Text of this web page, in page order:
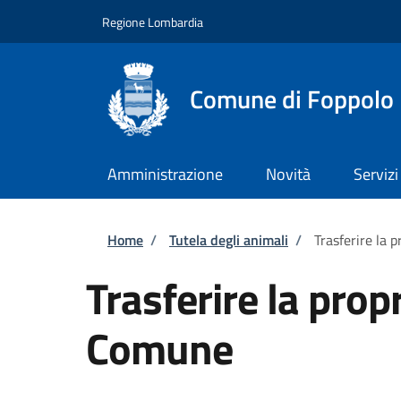
Regione Lombardia
Comune di Foppolo
Amministrazione Novità Servizi
Briciole di pane
Home / Tutela degli animali / Trasferire la
Trasferire la
Comune